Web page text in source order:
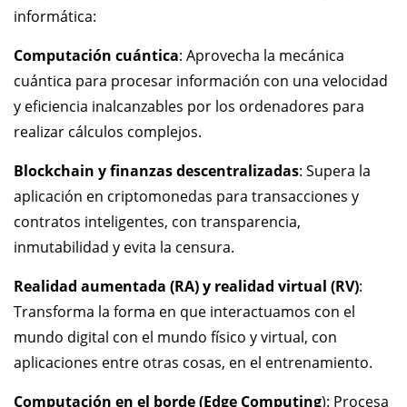
informática:
Computación cuántica: Aprovecha la mecánica
cuántica para procesar información con una velocidad
y eficiencia inalcanzables por los ordenadores para
realizar cálculos complejos.
Blockchain y finanzas descentralizadas: Supera la
aplicación en criptomonedas para transacciones y
contratos inteligentes, con transparencia,
inmutabilidad y evita la censura.
Realidad aumentada (RA) y realidad virtual (RV):
Transforma la forma en que interactuamos con el
mundo digital con el mundo físico y virtual, con
aplicaciones entre otras cosas, en el entrenamiento.
Computación en el borde (Edge Computing): Procesa